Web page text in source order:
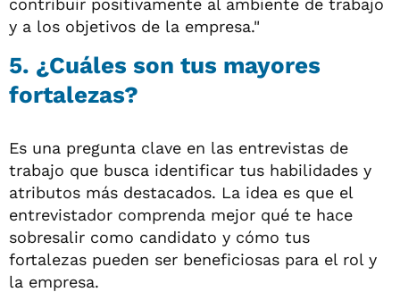
y a los objetivos de la empresa."
5. ¿Cuáles son tus mayores
fortalezas?
Es una pregunta clave en las entrevistas de
trabajo que busca identificar tus habilidades y
atributos más destacados. La idea es que el
entrevistador comprenda mejor qué te hace
sobresalir como candidato y cómo tus
fortalezas pueden ser beneficiosas para el rol y
la empresa.